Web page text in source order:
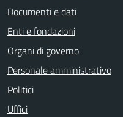
Documenti e dati
Enti e fondazioni
Organi di governo
Personale amministrativo
Politici
Uffici